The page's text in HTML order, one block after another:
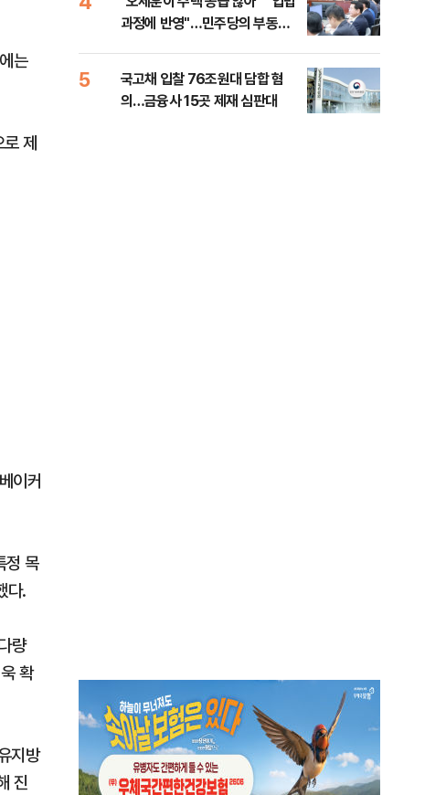
는
제
이커
정 목
다.
량
확
지방
진
과정에 반영"…민주당의 부동산
5
국고채 입찰 76조원대 담합 혐
의…금융사 15곳 제재 심판대